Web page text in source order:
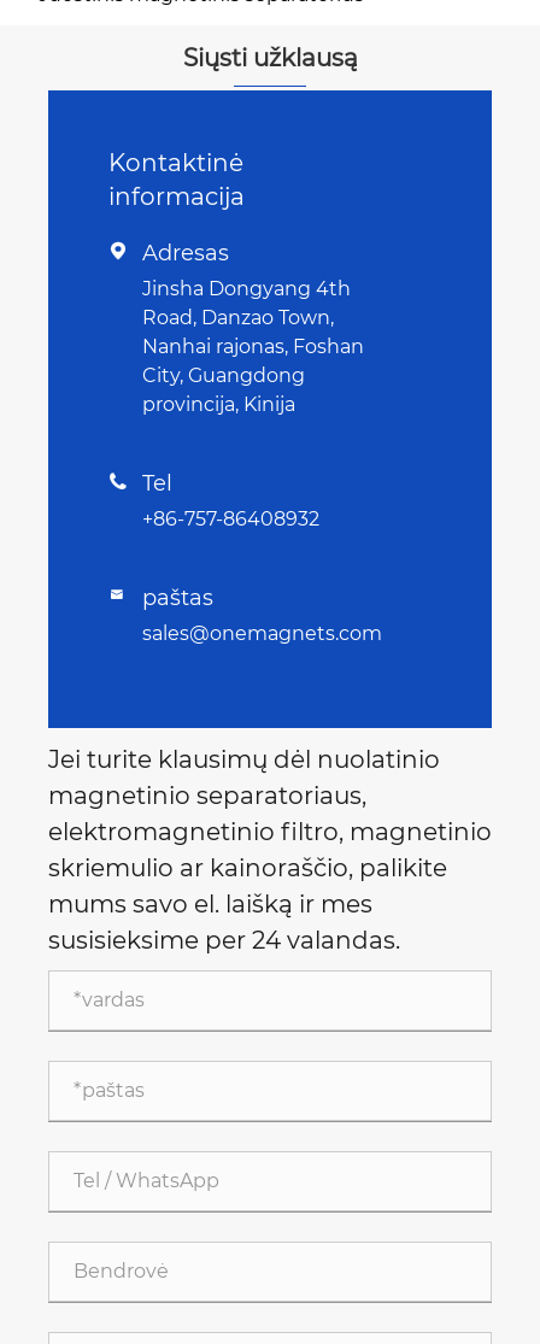
Siųsti užklausą
Kontaktinė
informacija
 Adresas
Jinsha Dongyang 4th
Road, Danzao Town,
Nanhai rajonas, Foshan
City, Guangdong
provincija, Kinija
 Tel
+86-757-86408932
 paštas
sales@onemagnets.com
Jei turite klausimų dėl nuolatinio
magnetinio separatoriaus,
elektromagnetinio filtro, magnetinio
skriemulio ar kainoraščio, palikite
mums savo el. laišką ir mes
susisieksime per 24 valandas.